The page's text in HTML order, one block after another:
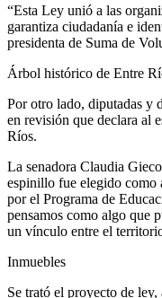
“Esta Ley unió a las
garantiza ciudadanía e
presidenta de Suma de
Árbol histórico de Entre
Por otro lado, diputadas y
en revisión que declara al
Ríos.
La senadora Claudia
espinillo fue elegido como
por el Programa de
pensamos como algo que
un vínculo entre el
Inmuebles
Se trató el proyecto de